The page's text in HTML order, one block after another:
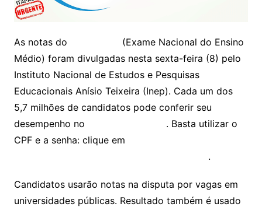
As notas do
(Exame Nacional do Ensino
Médio) foram divulgadas nesta sexta-feira (8) pelo
Instituto Nacional de Estudos e Pesquisas
Educacionais Anísio Teixeira (Inep). Cada um dos
5,7 milhões de candidatos pode conferir seu
desempenho no
. Basta utilizar o
CPF e a senha: clique em
.
Candidatos usarão notas na disputa por vagas em
universidades públicas. Resultado também é usado